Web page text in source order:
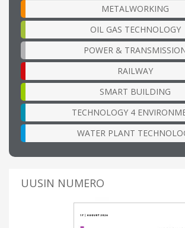
METALWORKING
OIL GAS TECHNOLOGY
POWER &
RAILWAY
SMART BUILDING
TECHNOLOGY 4
WATER PLANT
UUSIN NUMERO